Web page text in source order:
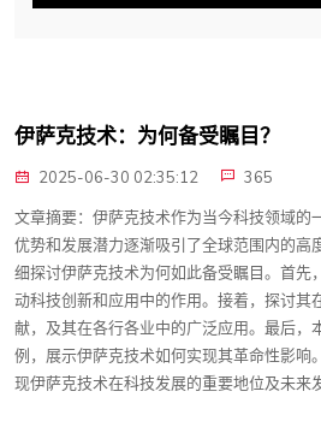
伊萨克技术：为何备受瞩目？
2025-06-30 02:35:12
365
文章摘要：伊萨克技术作为当今科技领域的
优势和发展潜力逐渐吸引了全球范围内的高
细探讨伊萨克技术为何如此备受瞩目。首先
动科技创新和应用中的作用。接着，探讨其
献，及其在各行各业中的广泛应用。最后，
例，展示伊萨克技术如何实现其革命性影响
现伊萨克技术在科技发展的重要地位及未来